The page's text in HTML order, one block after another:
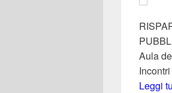
Aula
Leggi